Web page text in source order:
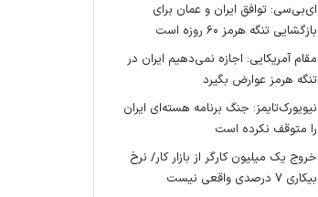
ای‌بی‌سی: توافق ایران و عمان برای
بازگشایی تنگه هرمز ۶۰ روزه است
مقام آمریکایی: اجازه نمی‌دهیم ایران در
تنگه هرمز عوارض بگیرد
نیویورک‌تایمز: جنگ برنامه هسته‌ای ایران
را متوقف نکرده است
خروج یک میلیون کارگر از بازار کار/ نرخ
بیکاری ۷ درصدی واقعی نیست